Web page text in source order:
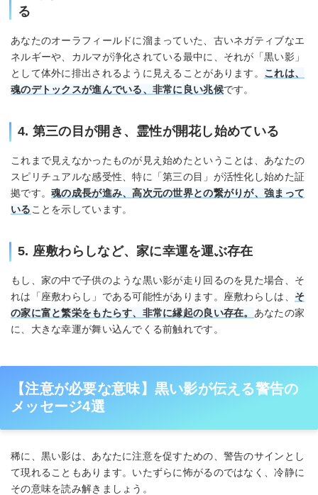
る
あなたのオーラフィールドに溜まっていた、古いネガティブなエ
ネルギーや、カルマが浄化されている最中に、それが「黒い影」
として体外に排出されるように見えることがあります。 これは、
魂のデトックスが進んでいる、非常に良い兆候です。
4. 第三の目が開き、霊性が開花し始めている
これまで見えなかったものが見え始めたということは、あなたの
スピリチュアルな感受性、特に「第三の目」が活性化し始めた証
拠です。魂の成長が進み、高次元の世界との繋がりが、強まって
いることを示しています。
5. 座敷わらしなど、家に幸運を運ぶ存在
もし、家の中で子供のような黒い影が走り回るのを見た場合、そ
れは「座敷わらし」である可能性があります。座敷わらしは、 そ
の家に富と繁栄をもたらす、非常に縁起の良い存在。 あなたの家
に、大きな幸運が舞い込んでくる前触れです。
【注意が必要な意味】黒い影が伝える警告の
メッセージ4選
稀に、黒い影は、あなたに注意を促すための、警告のサインとし
て現れることもあります。いたずらに怖がるのではなく、冷静に
その意味を読み解きましょう。